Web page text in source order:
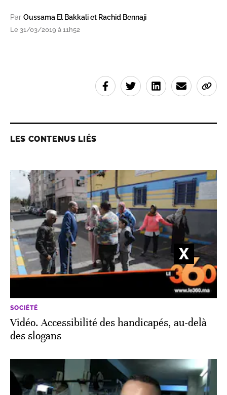
Par Oussama El Bakkali et Rachid Bennaji
Le 31/03/2019 à 11h52
LES CONTENUS LIÉS
SOCIÉTÉ
Vidéo. Accessibilité des handicapés, au-delà
des slogans